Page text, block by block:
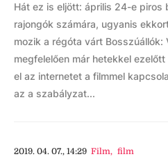
Hát ez is eljött: április 24-e piros
rajongók számára, ugyanis
mozik a régóta várt Bosszúállók:
megfelelően már hetekkel
el az internetet a filmmel
az a szabályzat...
2019. 04. 07., 14:29 Film, film